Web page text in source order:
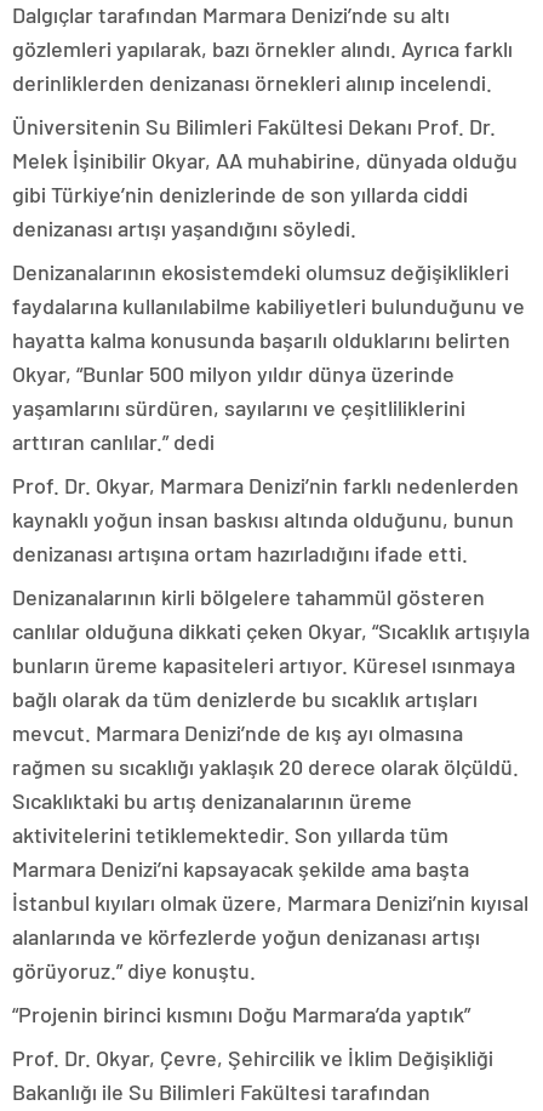
Dalgıçlar tarafından Marmara Denizi’nde su altı
gözlemleri yapılarak, bazı örnekler alındı. Ayrıca farklı
derinliklerden denizanası örnekleri alınıp incelendi.
Üniversitenin Su Bilimleri Fakültesi Dekanı Prof. Dr.
Melek İşinibilir Okyar, AA muhabirine, dünyada olduğu
gibi Türkiye’nin denizlerinde de son yıllarda ciddi
denizanası artışı yaşandığını söyledi.
Denizanalarının ekosistemdeki olumsuz değişiklikleri
faydalarına kullanılabilme kabiliyetleri bulunduğunu ve
hayatta kalma konusunda başarılı olduklarını belirten
Okyar, “Bunlar 500 milyon yıldır dünya üzerinde
yaşamlarını sürdüren, sayılarını ve çeşitliliklerini
arttıran canlılar.” dedi
Prof. Dr. Okyar, Marmara Denizi’nin farklı nedenlerden
kaynaklı yoğun insan baskısı altında olduğunu, bunun
denizanası artışına ortam hazırladığını ifade etti.
Denizanalarının kirli bölgelere tahammül gösteren
canlılar olduğuna dikkati çeken Okyar, “Sıcaklık artışıyla
bunların üreme kapasiteleri artıyor. Küresel ısınmaya
bağlı olarak da tüm denizlerde bu sıcaklık artışları
mevcut. Marmara Denizi’nde de kış ayı olmasına
rağmen su sıcaklığı yaklaşık 20 derece olarak ölçüldü.
Sıcaklıktaki bu artış denizanalarının üreme
aktivitelerini tetiklemektedir. Son yıllarda tüm
Marmara Denizi’ni kapsayacak şekilde ama başta
İstanbul kıyıları olmak üzere, Marmara Denizi’nin kıyısal
alanlarında ve körfezlerde yoğun denizanası artışı
görüyoruz.” diye konuştu.
“Projenin birinci kısmını Doğu Marmara’da yaptık”
Prof. Dr. Okyar, Çevre, Şehircilik ve İklim Değişikliği
Bakanlığı ile Su Bilimleri Fakültesi tarafından